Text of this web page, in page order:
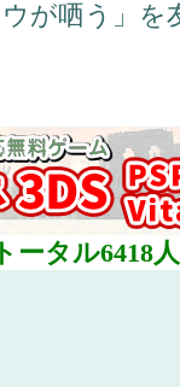
が哂う」を
ータル6418